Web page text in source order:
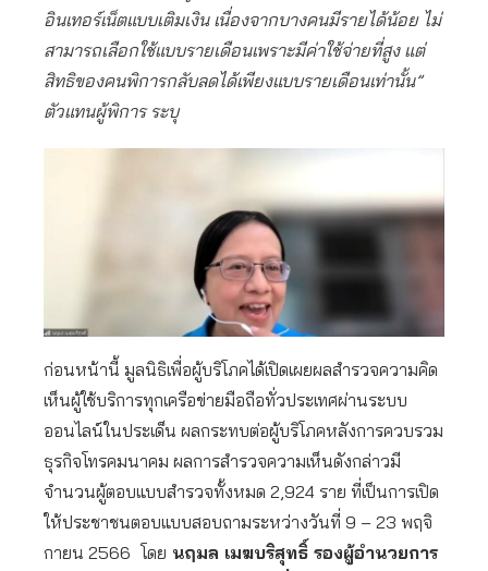
อินเทอร์เน็ตแบบเติมเงิน เนื่องจากบางคนมีรายได้น้อย ไม่
สามารถเลือกใช้แบบรายเดือนเพราะมีค่าใช้จ่ายที่สูง แต่
สิทธิของคนพิการกลับลดได้เพียงแบบรายเดือนเท่านั้น”
ตัวแทนผู้พิการ ระบุ
ก่อนหน้านี้ มูลนิธิเพื่อผู้บริโภคได้เปิดเผยผลสำรวจความคิด
เห็นผู้ใช้บริการทุกเครือข่ายมือถือทั่วประเทศผ่านระบบ
ออนไลน์ในประเด็น ผลกระทบต่อผู้บริโภคหลังการควบรวม
ธุรกิจโทรคมนาคม ผลการสำรวจความเห็นดังกล่าวมี
จำนวนผู้ตอบแบบสำรวจทั้งหมด 2,924 ราย ที่เป็นการเปิด
ให้ประชาชนตอบแบบสอบถามระหว่างวันที่ 9 – 23 พฤจิ
กายน 2566 โดย นฤมล เมฆบริสุทธิ์ รองผู้อำนวยการ